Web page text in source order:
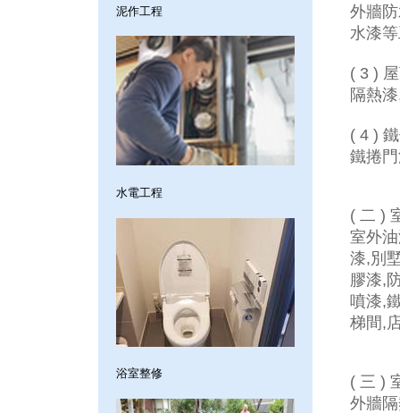
泥作工程
水電工程
浴室整修
外牆
水漆
( 3 )
隔熱
( 4 )
鐵捲
( 二 )
室外
漆,別
膠漆,
噴漆,
梯間,
( 三 )
外牆